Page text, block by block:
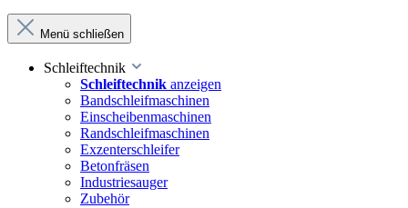
Menü schließen
Schleiftechnik
Schleiftechnik anzeigen
Bandschleifmaschinen
Einscheibenmaschinen
Randschleifmaschinen
Exzenterschleifer
Betonfräsen
Industriesauger
Zubehör